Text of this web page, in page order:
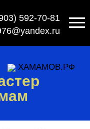
592-70-81
ХАМАМОВ.РФ